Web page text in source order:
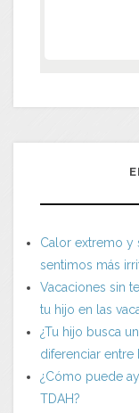
Calor extremo y
sentimos más
Vacaciones sin
tu hijo en las
¿Tu hijo busca
diferenciar
¿Cómo puede
TDAH?